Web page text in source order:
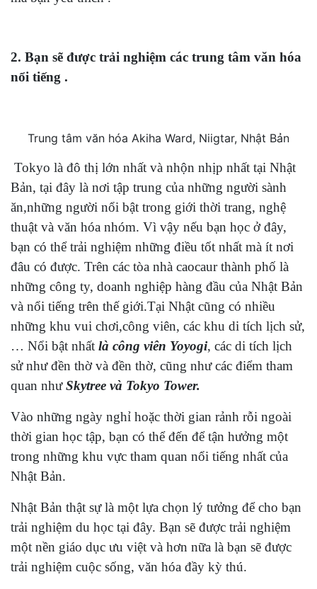
2. Bạn sẽ được trải nghiệm các trung tâm văn hóa
nổi tiếng .
Trung tâm văn hóa Akiha Ward, Niigtar, Nhật Bản
Tokyo là đô thị lớn nhất và nhộn nhịp nhất tại Nhật
Bản, tại đây là nơi tập trung của những người sành
ăn,những người nổi bật trong giới thời trang, nghệ
thuật và văn hóa nhóm. Vì vậy nếu bạn học ở đây,
bạn có thể trải nghiệm những điều tốt nhất mà ít nơi
đâu có được. Trên các tòa nhà caocaur thành phố là
những công ty, doanh nghiệp hàng đầu của Nhật Bản
và nổi tiếng trên thế giới.Tại Nhật cũng có nhiều
những khu vui chơi,công viên, các khu di tích lịch sử,
… Nổi bật nhất là công viên Yoyogi, các di tích lịch
sử như đền thờ và đền thờ, cũng như các điểm tham
quan nhưSkytree và Tokyo Tower.
Vào những ngày nghỉ hoặc thời gian rảnh rỗi ngoài
thời gian học tập, bạn có thể đến để tận hưởng một
trong những khu vực tham quan nổi tiếng nhất của
Nhật Bản.
Nhật Bản thật sự là một lựa chọn lý tưởng để cho bạn
trải nghiệm du học tại đây. Bạn sẽ được trải nghiệm
một nền giáo dục ưu việt và hơn nữa là bạn sẽ được
trải nghiệm cuộc sống, văn hóa đầy kỳ thú.